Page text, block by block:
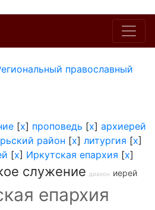
православный
[x] проповедь [x] архиерей
район [x] литургия [x]
[x] Иркутская епархия [x]
служение диакон иерей
епархия